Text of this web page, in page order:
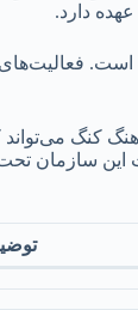
است.
سازمان تحت